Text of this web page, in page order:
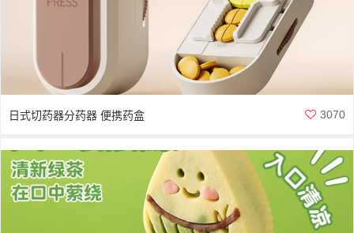
日式切药器分药器 便携药盒 3070